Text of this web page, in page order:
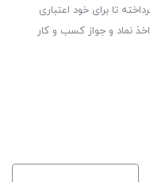
تا برای خود اعتباری
نماد و جواز کسب و کار